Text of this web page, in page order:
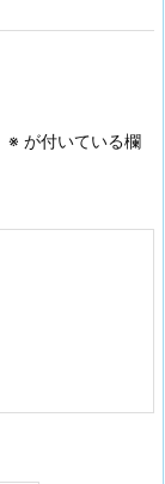
※ が付いている欄